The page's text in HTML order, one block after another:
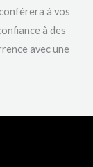
à vos
à des
avec une